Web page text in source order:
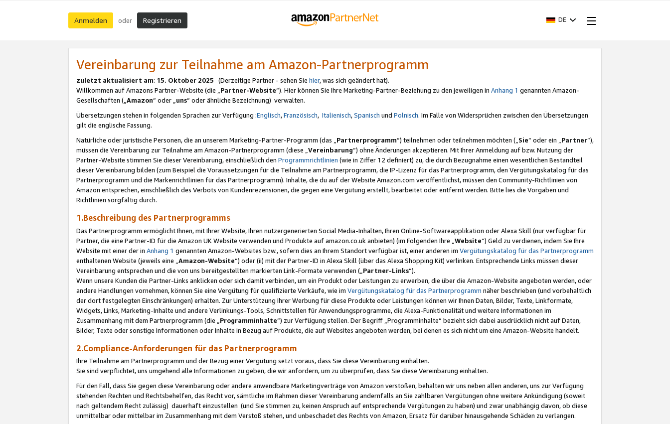
Anmelden oder Registrieren DE
Vereinbarung zur Teilnahme am Amazon-Partnerprogramm
zuletzt aktualisiert am: 15. Oktober 2025 (Derzeitige Partner - sehen Sie hier, was sich geändert hat).
Willkommen auf Amazons Partner-Website (die „Partner-Website“). Hier können Sie Ihre Marketing-Partner-Beziehung zu den jeweiligen in Anhang 1 genannten Amazon-
Gesellschaften („Amazon“ oder „uns“ oder ähnliche Bezeichnung) verwalten.
Übersetzungen stehen in folgenden Sprachen zur Verfügung :Englisch,Französisch, Italienisch,Spanisch und Polnisch. Im Falle von Widersprüchen zwischen den Übersetzungen
gilt die englische Fassung.
Natürliche oder juristische Personen, die an unserem Marketing-Partner-Programm (das „Partnerprogramm“) teilnehmen oder teilnehmen möchten („Sie“ oder ein „Partner“),
müssen die Vereinbarung zur Teilnahme am Amazon-Partnerprogramm (diese „Vereinbarung“) ohne Änderungen akzeptieren. Mit Ihrer Anmeldung auf bzw. Nutzung der
Partner-Website stimmen Sie dieser Vereinbarung, einschließlich den Programmrichtlinien (wie in Ziffer 12 definiert) zu, die durch Bezugnahme einen wesentlichen Bestandteil
dieser Vereinbarung bilden (zum Beispiel die Voraussetzungen für die Teilnahme am Partnerprogramm, die IP-Lizenz für das Partnerprogramm, den Vergütungskatalog für das
Partnerprogramm und die Markenrichtlinien für das Partnerprogramm). Inhalte, die du auf der Website Amazon.com veröffentlichst, müssen den Community-Richtlinien von
Amazon entsprechen, einschließlich des Verbots von Kundenrezensionen, die gegen eine Vergütung erstellt, bearbeitet oder entfernt werden. Bitte lies die Vorgaben und
Richtlinien sorgfältig durch.
1.Beschreibung des Partnerprogramms
Das Partnerprogramm ermöglicht Ihnen, mit Ihrer Website, Ihren nutzergenerierten Social Media-Inhalten, Ihren Online-Softwareapplikation oder Alexa Skill (nur verfügbar für
Partner, die eine Partner-ID für die Amazon UK Website verwenden und Produkte auf amazon.co.uk anbieten) (im Folgenden Ihre „ Website“) Geld zu verdienen, indem Sie Ihre
Website mit einer der in Anhang 1 genannten Amazon-Websites bzw., sofern dies an Ihrem Standort verfügbar ist, einer anderen im Vergütungskatalog für das Partnerprogramm
enthaltenen Website (jeweils eine „ Amazon-Website“) oder (ii) mit der Partner-ID in Alexa Skill (über das Alexa Shopping Kit) verlinken. Entsprechende Links müssen dieser
Vereinbarung entsprechen und die von uns bereitgestellten markierten Link-Formate verwenden („ Partner-Links“).
Wenn unsere Kunden die Partner-Links anklicken oder sich damit verbinden, um ein Produkt oder Leistungen zu erwerben, die über die Amazon-Website angeboten werden, oder
andere Handlungen vornehmen, können Sie eine Vergütung für qualifizierte Verkäufe, wie im Vergütungskatalog für das Partnerprogramm näher beschrieben (und vorbehaltlich
der dort festgelegten Einschränkungen) erhalten. Zur Unterstützung Ihrer Werbung für diese Produkte oder Leistungen können wir Ihnen Daten, Bilder, Texte, Linkformate,
Widgets, Links, Marketing-Inhalte und andere Verlinkungs-Tools, Schnittstellen für Anwendungsprogramme, die Alexa-Funktionalität und weitere Informationen im
Zusammenhang mit dem Partnerprogramm (die „ Programminhalte“) zur Verfügung stellen. Der Begriff „Programminhalte“ bezieht sich dabei ausdrücklich nicht auf Daten,
Bilder, Texte oder sonstige Informationen oder Inhalte in Bezug auf Produkte, die auf Websites angeboten werden, bei denen es sich nicht um eine Amazon-Website handelt.
2.Compliance-Anforderungen für das Partnerprogramm
Ihre Teilnahme am Partnerprogramm und der Bezug einer Vergütung setzt voraus, dass Sie diese Vereinbarung einhalten.
Sie sind verpflichtet, uns umgehend alle Informationen zu geben, die wir anfordern, um zu überprüfen, dass Sie diese Vereinbarung einhalten.
Für den Fall, dass Sie gegen diese Vereinbarung oder andere anwendbare Marketingverträge von Amazon verstoßen, behalten wir uns neben allen anderen, uns zur Verfügung
stehenden Rechten und Rechtsbehelfen, das Recht vor, sämtliche im Rahmen dieser Vereinbarung andernfalls an Sie zahlbaren Vergütungen ohne weitere Ankündigung (soweit
nach geltendem Recht zulässig) dauerhaft einzustellen (und Sie stimmen zu, keinen Anspruch auf entsprechende Vergütungen zu haben) und zwar unabhängig davon, ob diese
unmittelbar oder mittelbar im Zusammenhang mit dem Verstoß stehen, und unbeschadet des Rechts von Amazon, Ersatz für darüber hinausgehende Schäden zu verlangen.